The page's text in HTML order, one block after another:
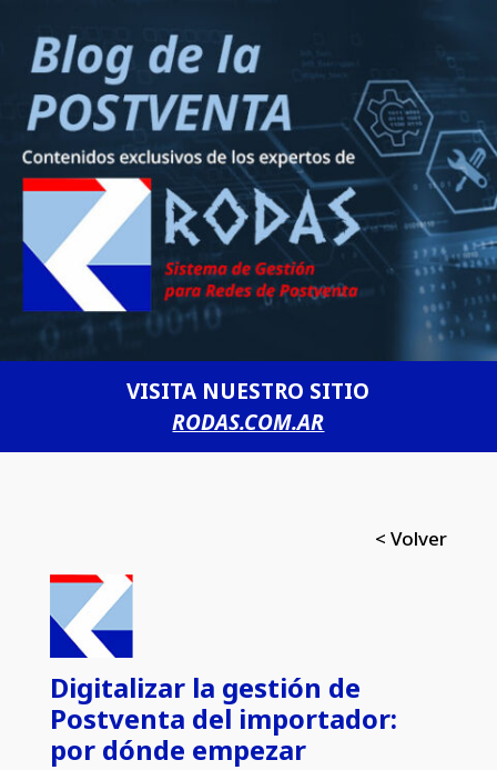
VISITA NUESTRO SITIO
RODAS.COM.AR
< Volver
Digitalizar la gestión de
Postventa del importador:
por dónde empezar